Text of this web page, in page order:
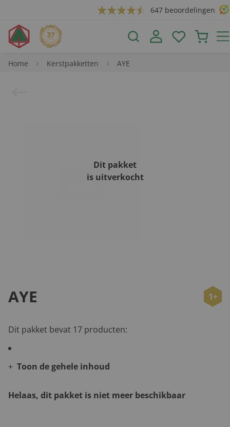
647 beoordelingen
Home Kerstpakketten AYE
Dit pakket
is uitverkocht
AYE 1+
Dit pakket bevat 17 producten:
Toon de gehele inhoud
Helaas, dit pakket is niet meer beschikbaar